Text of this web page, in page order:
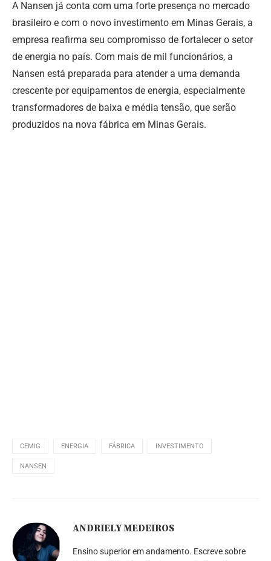
A Nansen já conta com uma forte presença no mercado
brasileiro e com o novo investimento em Minas Gerais, a
empresa reafirma seu compromisso de fortalecer o setor
de energia no país. Com mais de mil funcionários, a
Nansen está preparada para atender a uma demanda
crescente por equipamentos de energia, especialmente
transformadores de baixa e média tensão, que serão
produzidos na nova fábrica em Minas Gerais.
CEMIG ENERGIA FÁBRICA INVESTIMENTO
NANSEN
ANDRIELY MEDEIROS
Ensino superior em andamento. Escreve sobre